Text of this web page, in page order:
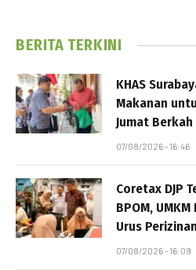
BERITA TERKINI
KHAS
Makanan
Jumat Berkah
07/08/2026 - 16:46
Coretax DJP
BPOM,
Urus Perizinan
07/08/2026 - 16:09